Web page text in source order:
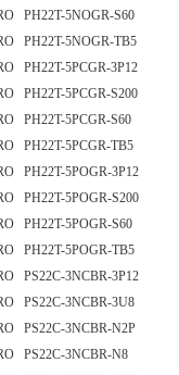
PH22T-5NOGR-S60
PH22T-5NOGR-TB5
PH22T-5PCGR-3P12
PH22T-5PCGR-S200
PH22T-5PCGR-S60
PH22T-5PCGR-TB5
PH22T-5POGR-3P12
PH22T-5POGR-S200
PH22T-5POGR-S60
PH22T-5POGR-TB5
PS22C-3NCBR-3P12
PS22C-3NCBR-3U8
PS22C-3NCBR-N2P
PS22C-3NCBR-N8